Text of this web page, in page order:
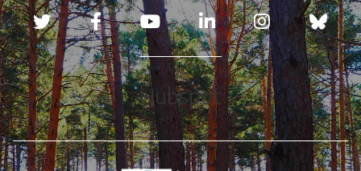
Redes sociales
Hubspot